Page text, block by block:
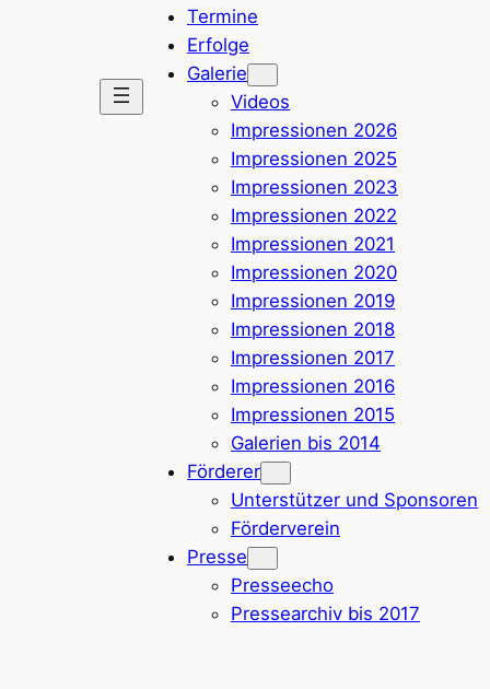
Termine
Erfolge
Galerie
Videos
Impressionen 2026
Impressionen 2025
Impressionen 2023
Impressionen 2022
Impressionen 2021
Impressionen 2020
Impressionen 2019
Impressionen 2018
Impressionen 2017
Impressionen 2016
Impressionen 2015
Galerien bis 2014
Förderer
Unterstützer und Sponsoren
Förderverein
Presse
Presseecho
Pressearchiv bis 2017